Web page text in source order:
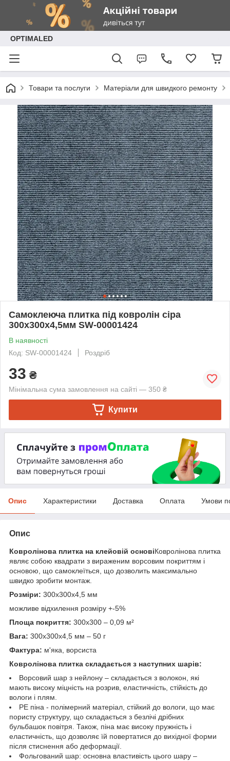
OPTIMALED
Товари та послуги Матеріали для швидкого ремонту
Самоклеюча плитка під ковролін сіра
300х300х4,5мм SW-00001424
В наявності
Код: SW-00001424
Роздріб
33 ₴
Мінімальна сума замовлення на сайті — 350 ₴
Купити
Опис Характеристики Доставка Оплата Умови
Опис
Ковролінова плитка на клейовій основіКовролінова плитка
являє собою квадрати з вираженим ворсовим покриттям і
основою, що самоклеїться, що дозволить максимально
швидко зробити монтаж.
Розміри: 300х300х4,5 мм
можливе відхилення розміру +-5%
Площа покриття: 300х300 – 0,09 м²
Вага: 300х300х4,5 мм – 50 г
Фактура: м'яка, ворсиста
Ковролінова плитка складається з наступних шарів:
Ворсовий шар з нейлону – складається з волокон, які
мають високу міцність на розрив, еластичність, стійкість до
вологи і плям.
РЕ піна - полімерний матеріал, стійкий до вологи, що має
пористу структуру, що складається з безлічі дрібних
бульбашок повітря. Також, піна має високу пружність і
еластичність, що дозволяє їй повертатися до вихідної форми
після стиснення або деформації.
Фольгований шар: основна властивість цього шару –